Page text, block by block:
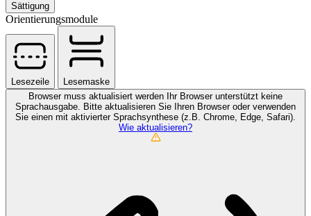
Sättigung
Orientierungsmodule
Lesezeile
Lesemaske
Browser muss aktualisiert werden
Ihr Browser unterstützt keine
Sprachausgabe. Bitte aktualisieren Sie Ihren Browser oder verwenden
Sie einen mit aktivierter Sprachsynthese (z.B. Chrome, Edge, Safari).
Wie aktualisieren?